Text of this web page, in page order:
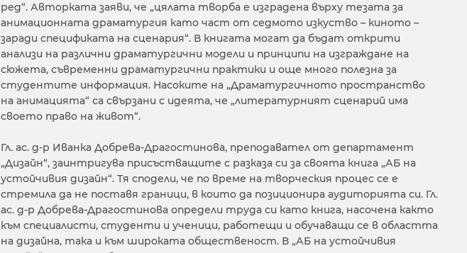
ред“. Авторката заяви, че „цялата творба е изградена върху тезата за
анимационната драматургия като част от седмото изкуство – киното –
заради спецификата на сценария“. В книгата могат да бъдат открити
анализи на различни драматургични модели и принципи на изграждане на
сюжета, съвременни драматургични практики и още много полезна за
студентите информация. Насоките на „Драматургичното пространство
на анимацията“ са свързани с идеята, че „литературният сценарий има
своето право на живот“.
Гл. ас. д-р Иванка Добрева-Драгостинова, преподавател от департамент
„Дизайн“, заинтригува присъстващите с разказа си за своята книга „АБ на
устойчивия дизайн“. Тя сподели, че по време на творческия процес се е
стремила да не поставя граници, в които да позиционира аудиторията си. Гл.
ас. д-р Добрева-Драгостинова определи труда си като книга, насочена както
към специалисти, студенти и ученици, работещи и обучаващи се в областта
на дизайна, така и към широката общественост. В „АБ на устойчивия